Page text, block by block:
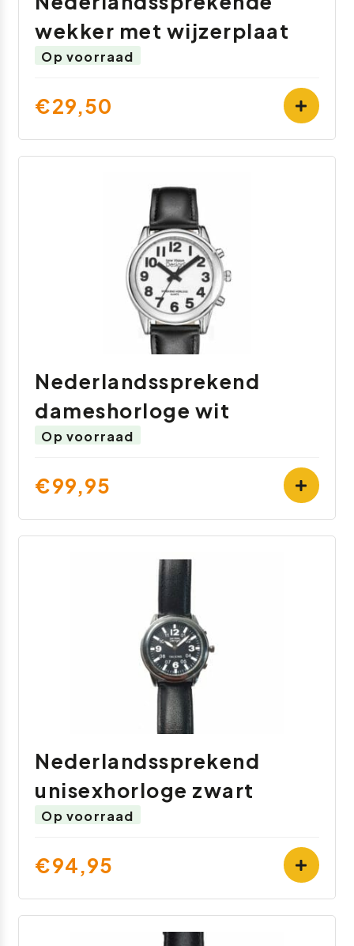
wekker met wijzerplaat
Op voorraad
€29,50
Nederlandssprekend
dameshorloge wit
Op voorraad
€99,95
Nederlandssprekend
unisexhorloge zwart
Op voorraad
€94,95